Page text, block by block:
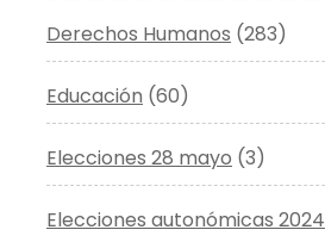
Derechos Humanos (283)
Educación (60)
Elecciones 28 mayo (3)
Elecciones autonómicas 2024